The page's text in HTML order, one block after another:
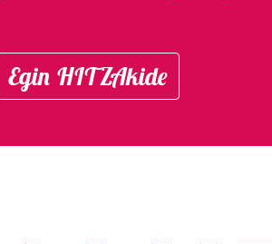
Egin HITZAkide